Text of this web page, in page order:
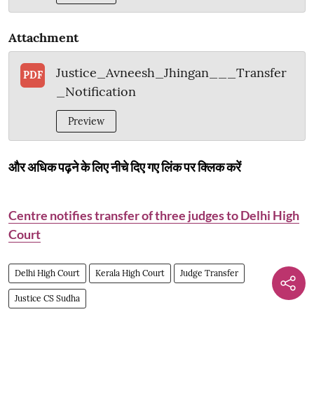
Attachment
PDF
Justice_Avneesh_Jhingan___Transfer
_Notification
Preview
और अधिक पढ़ने के लिए नीचे दिए गए लिंक पर क्लिक करें
Centre notifies transfer of three judges to Delhi High
Court
Delhi High Court Kerala High Court Judge Transfer
Justice CS Sudha